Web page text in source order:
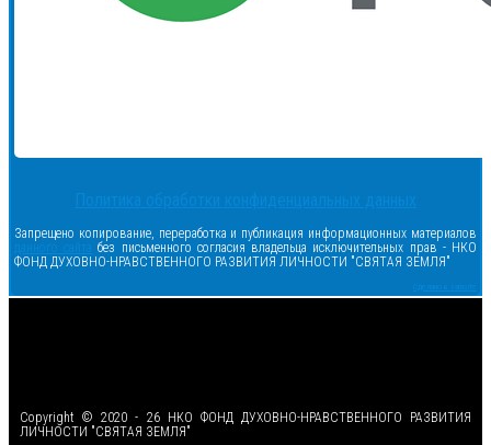
Политика обработки конфиденциальных данных
Запрещено копирование, переработка и публикация информационных материалов
данного сайта без письменного согласия владельца исключительных прав - НКО
ФОНД ДУХОВНО-НРАВСТВЕННОГО РАЗВИТИЯ ЛИЧНОСТИ "СВЯТАЯ ЗЕМЛЯ"
Сделано в samsite
Copyright © 2020 - 26 НКО ФОНД ДУХОВНО-НРАВСТВЕННОГО РАЗВИТИЯ
ЛИЧНОСТИ "СВЯТАЯ ЗЕМЛЯ"